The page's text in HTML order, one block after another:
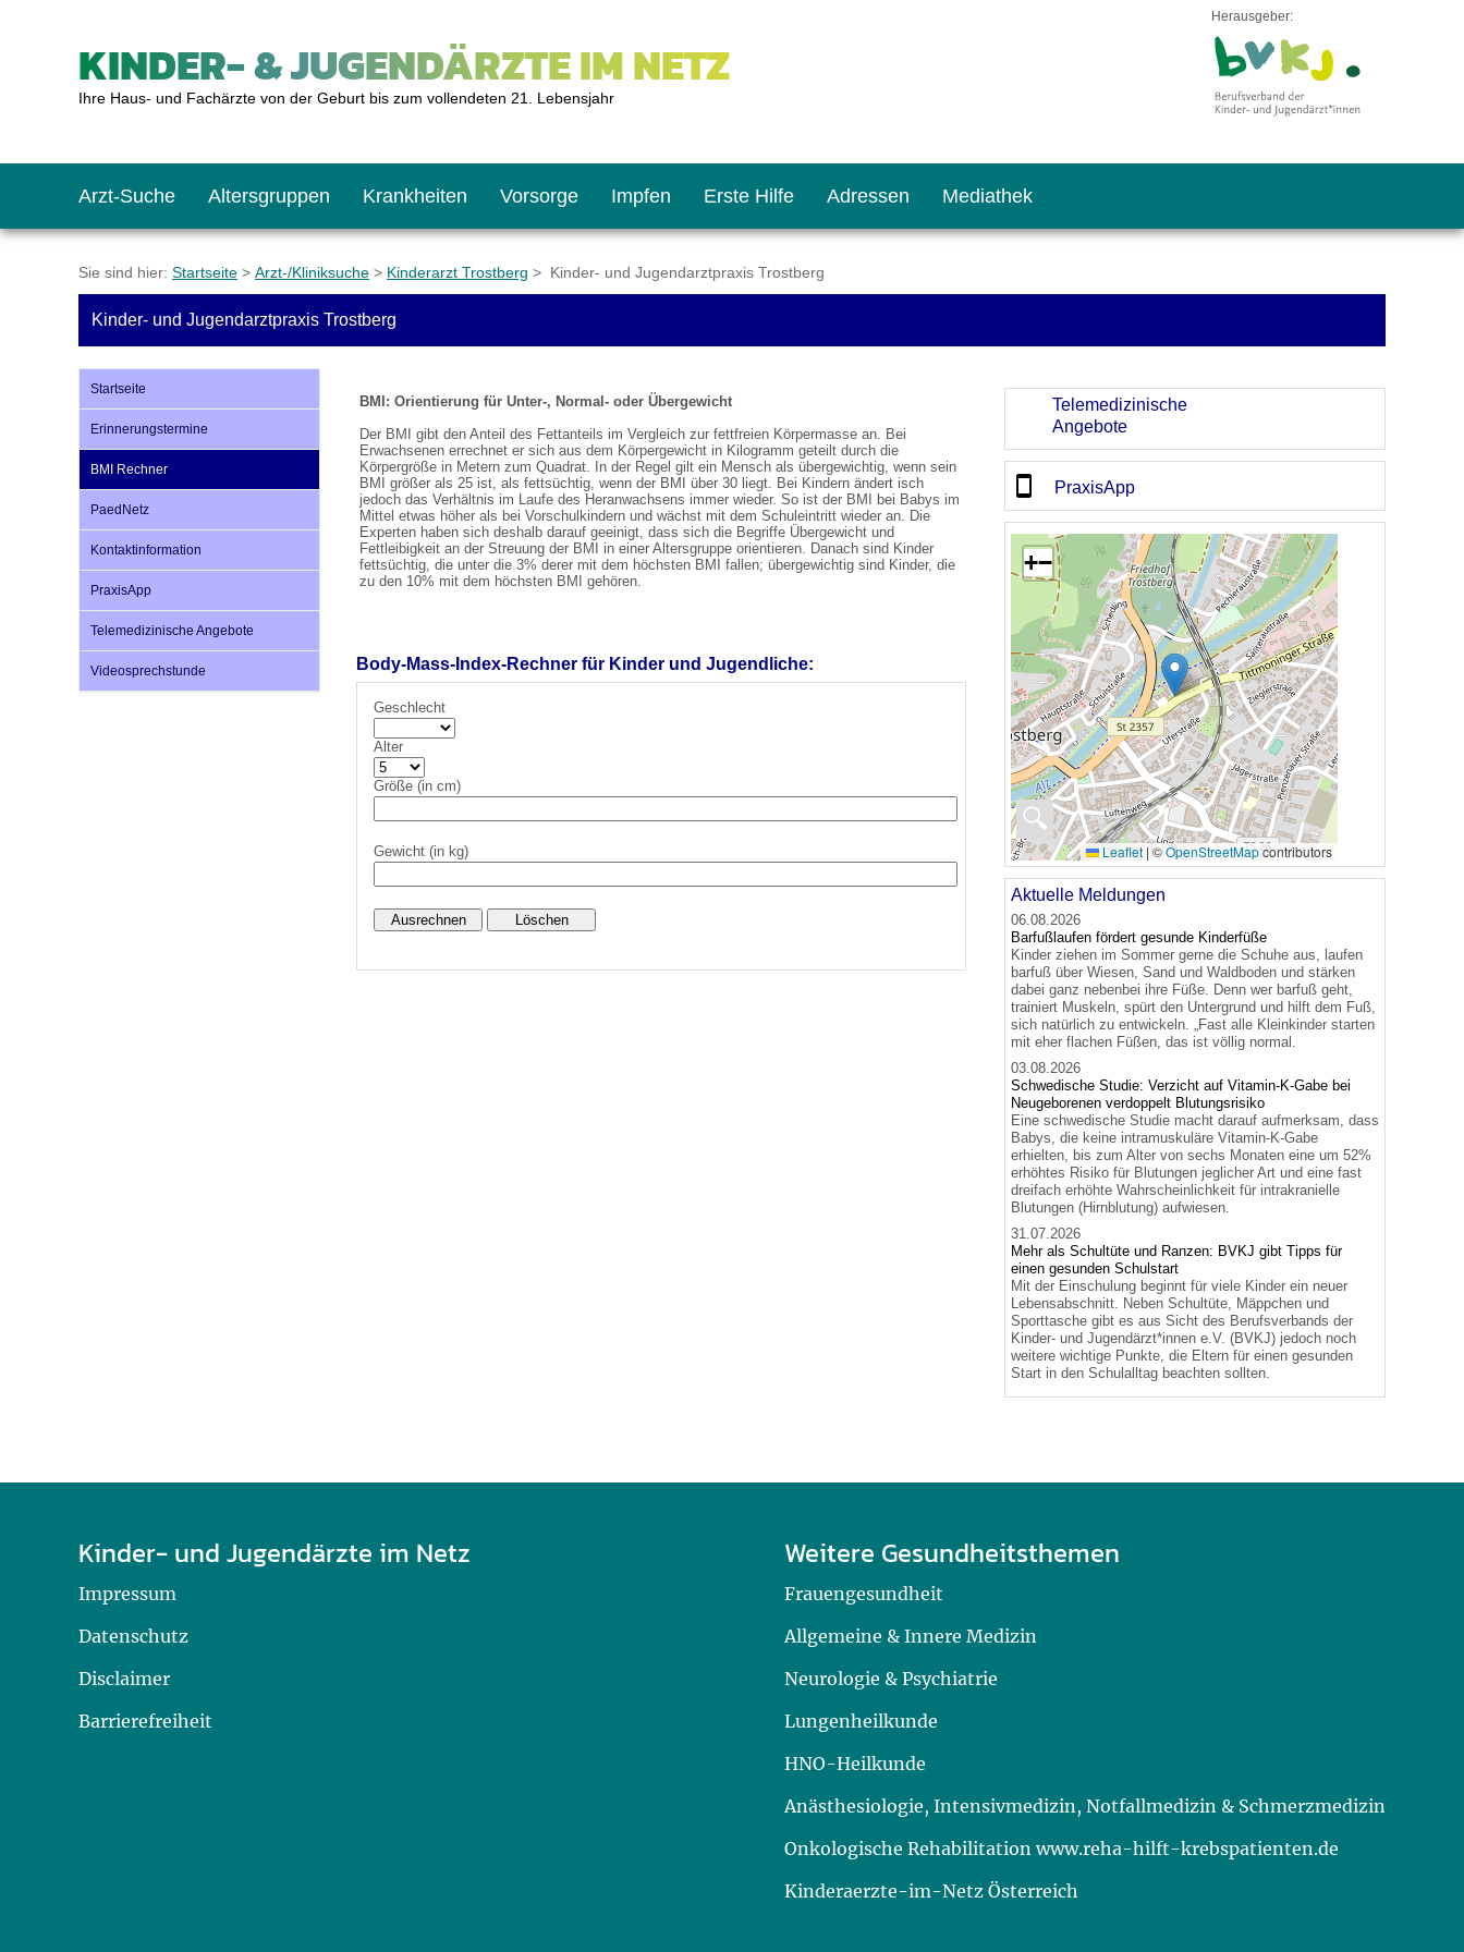
KINDER- & JUGENDÄRZTE IM NETZ
Ihre Haus- und Fachärzte von der Geburt bis zum vollendeten 21. Lebensjahr
Herausgeber:
Arzt-Suche Altersgruppen
Das erste Jahr
Schulkinder
Jugendliche
Krankheiten Vorsorge
Baby: U1 bis U6
Schulkind: U10 bis U11
Teenager: J1 bis J2
Impfen
Impfkalender
Was muss man beachten?
Impfreaktionen
Impfsicherheit
Vorsorge- und Impferinnerung
Erste Hilfe
Notrufnummern
Hausapotheke
Sofortmaßnahmen
Notdienste
Adressen
Notdienste
Gesundheitsämter
Link-Tipps
Mediathek
BMI-Rechner
Blutdruckrechner
Wachstum-Rechner
Empfehlungen zum Bildschirmmediengebrauch
Entwicklungskalender
Familienzeit gesund gestalten
Sie sind hier: Startseite > Arzt-/Kliniksuche > Kinderarzt Trostberg > Kinder- und Jugendarztpraxis Trostberg
Kinder- und Jugendarztpraxis Trostberg
Startseite
Erinnerungstermine
BMI Rechner
PaedNetz
Kontaktinformation
PraxisApp
Telemedizinische Angebote
Videosprechstunde
BMI: Orientierung für Unter-, Normal- oder Übergewicht
Der BMI gibt den Anteil des Fettanteils im Vergleich zur fettfreien Körpermasse an. Bei
Erwachsenen errechnet er sich aus dem Körpergewicht in Kilogramm geteilt durch die
Körpergröße in Metern zum Quadrat. In der Regel gilt ein Mensch als übergewichtig, wenn sein
BMI größer als 25 ist, als fettsüchtig, wenn der BMI über 30 liegt. Bei Kindern ändert isch
jedoch das Verhältnis im Laufe des Heranwachsens immer wieder. So ist der BMI bei Babys im
Mittel etwas höher als bei Vorschulkindern und wächst mit dem Schuleintritt wieder an. Die
Experten haben sich deshalb darauf geeinigt, dass sich die Begriffe Übergewicht und
Fettleibigkeit an der Streuung der BMI in einer Altersgruppe orientieren. Danach sind Kinder
fettsüchtig, die unter die 3% derer mit dem höchsten BMI fallen; übergewichtig sind Kinder, die
zu den 10% mit dem höchsten BMI gehören.
Body-Mass-Index-Rechner für Kinder und Jugendliche:
Geschlecht
Alter
Größe (in cm)
Gewicht (in kg)
Telemedizinische
Angebote
PraxisApp
🔍
+−
Leaflet | ©OpenStreetMapcontributors
Aktuelle Meldungen
06.08.2026
Barfußlaufen fördert gesunde Kinderfüße
Kinder ziehen im Sommer gerne die Schuhe aus, laufen
barfuß über Wiesen, Sand und Waldboden und stärken
dabei ganz nebenbei ihre Füße. Denn wer barfuß geht,
trainiert Muskeln, spürt den Untergrund und hilft dem Fuß,
sich natürlich zu entwickeln. „Fast alle Kleinkinder starten
mit eher flachen Füßen, das ist völlig normal.
03.08.2026
Schwedische Studie: Verzicht auf Vitamin-K-Gabe bei
Neugeborenen verdoppelt Blutungsrisiko
Eine schwedische Studie macht darauf aufmerksam, dass
Babys, die keine intramuskuläre Vitamin-K-Gabe
erhielten, bis zum Alter von sechs Monaten eine um 52%
erhöhtes Risiko für Blutungen jeglicher Art und eine fast
dreifach erhöhte Wahrscheinlichkeit für intrakranielle
Blutungen (Hirnblutung) aufwiesen.
31.07.2026
Mehr als Schultüte und Ranzen: BVKJ gibt Tipps für
einen gesunden Schulstart
Mit der Einschulung beginnt für viele Kinder ein neuer
Lebensabschnitt. Neben Schultüte, Mäppchen und
Sporttasche gibt es aus Sicht des Berufsverbands der
Kinder- und Jugendärzt*innen e.V. (BVKJ) jedoch noch
weitere wichtige Punkte, die Eltern für einen gesunden
Start in den Schulalltag beachten sollten.
Kinder- und Jugendärzte im Netz
Impressum
Datenschutz
Disclaimer
Barrierefreiheit
Weitere Gesundheitsthemen
Frauengesundheit
Allgemeine & Innere Medizin
Neurologie & Psychiatrie
Lungenheilkunde
HNO-Heilkunde
Anästhesiologie, Intensivmedizin, Notfallmedizin & Schmerzmedizin
Onkologische Rehabilitation www.reha-hilft-krebspatienten.de
Kinderaerzte-im-Netz Österreich